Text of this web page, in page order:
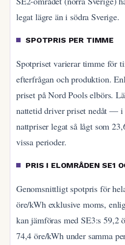
legat lägre än i södra Sverige.
SPOTPRIS PER TIMME
Spotpriset varierar timme för
efterfrågan och produktion.
priset på Nord Pools elbörs.
nattetid driver priset nedåt — i
nattpriser legat så lågt som
vissa perioder.
PRIS I ELOMRÅDEN SE1
Genomsnittligt spotpris för
öre/kWh exklusive moms,
kan jämföras med SE3:s 59,2
74,4 öre/kWh under samma